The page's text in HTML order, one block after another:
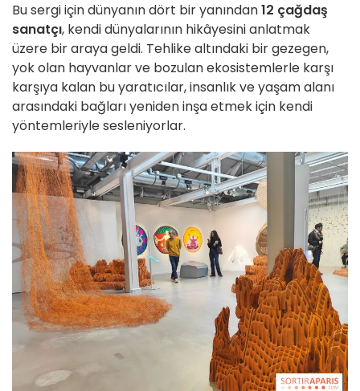
Bu sergi için dünyanın dört bir yanından12 çağdaş
sanatçı, kendi dünyalarının hikâyesini anlatmak
üzere bir araya geldi. Tehlike altındaki bir gezegen,
yok olan hayvanlar ve bozulan ekosistemlerle karşı
karşıya kalan bu yaratıcılar, insanlık ve yaşam alanı
arasındaki bağları yeniden inşa etmek için kendi
yöntemleriyle sesleniyorlar.